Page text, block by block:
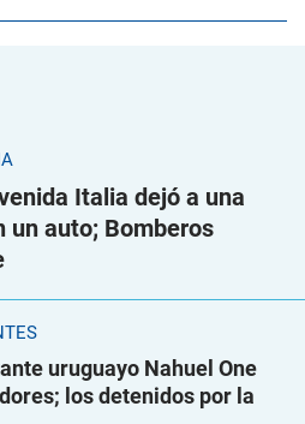
Italia dejó a una
un auto; Bomberos
uruguayo Nahuel One
los detenidos por la